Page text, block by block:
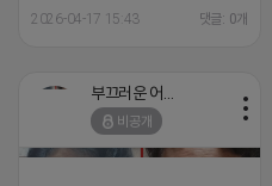
2026-04-17 15:43 댓글: 0개
비공개